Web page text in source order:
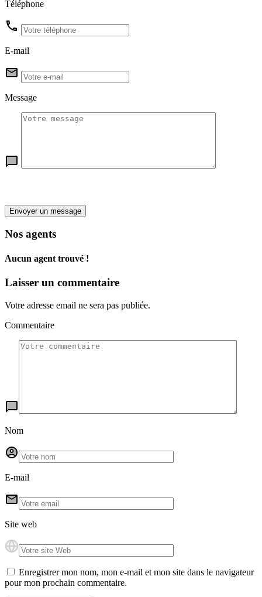
Téléphone
E-mail
Message
Envoyer un message
Nos agents
Aucun agent trouvé !
Laisser un commentaire
Votre adresse email ne sera pas publiée.
Commentaire
Nom
E-mail
Site web
Enregistrer mon nom, mon e-mail et mon site dans le navigateur
pour mon prochain commentaire.